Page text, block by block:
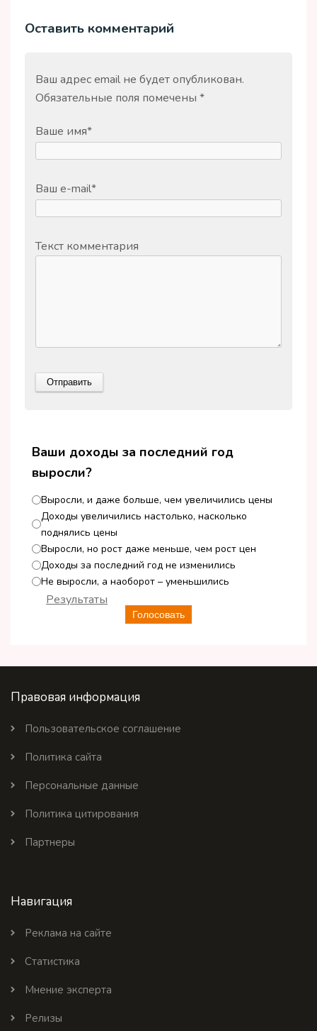
Оставить комментарий
Ваш адрес email не будет опубликован.
Обязательные поля помечены *
Ваше имя*
Ваш e-mail*
Текст комментария
Ваши доходы за последний год
выросли?
Выросли, и даже больше, чем увеличились цены
Доходы увеличились настолько, насколько
поднялись цены
Выросли, но рост даже меньше, чем рост цен
Доходы за последний год не изменились
Не выросли, а наоборот – уменьшились
Голосовать
Результаты
Правовая информация
Пользовательское соглашение
Политика сайта
Персональные данные
Политика цитирования
Партнеры
Навигация
Реклама на сайте
Статистика
Мнение эксперта
Релизы